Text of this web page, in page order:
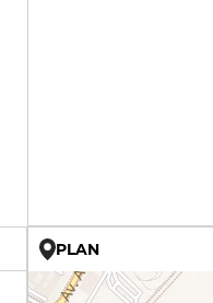
PLAN